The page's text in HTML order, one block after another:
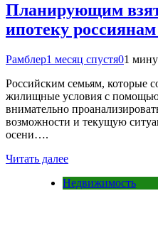
Планирующим
ипотеку
Рамблер1 месяц спустя01
Российским семьям, которые
жилищные условия с
внимательно
возможности и текущую
осени….
Читать далее
Недвижимость